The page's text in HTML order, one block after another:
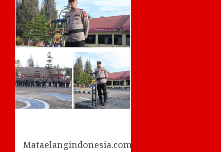
Mataelangindonesia.com